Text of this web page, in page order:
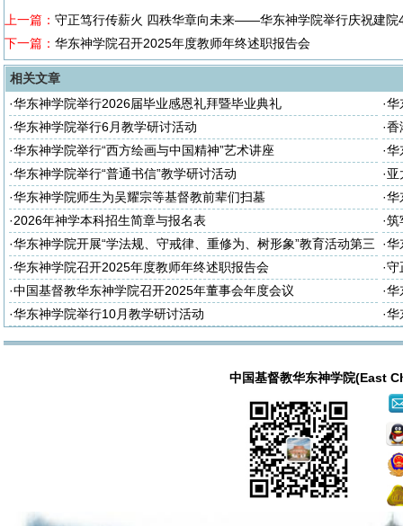
上一篇： 守正笃行传薪火 四秩华章向未来——华东神学院举行庆祝建院
下一篇： 华东神学院召开2025年度教师年终述职报告会
相关文章
·华东神学院举行2026届毕业感恩礼拜暨毕业典礼 ·华
座
·华东神学院举行6月教学研讨活动 ·香
·华东神学院举行“西方绘画与中国精神”艺术讲座 ·华
·华东神学院举行“普通书信”教学研讨活动 ·亚
·华东神学院师生为吴耀宗等基督教前辈们扫墓 ·华
·2026年神学本科招生简章与报名表 ·筑
诈
·华东神学院开展“学法规、守戒律、重修为、树形象”教育活动第三
次集体学习
·华
次
·华东神学院召开2025年度教师年终述职报告会 ·守
周
·中国基督教华东神学院召开2025年董事会年度会议 ·华
·华东神学院举行10月教学研讨活动 ·华
中国基督教华东神学院(East